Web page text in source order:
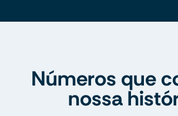
Números que
nossa